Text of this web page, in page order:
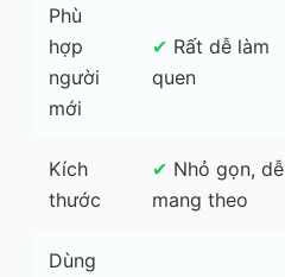
Phù
hợp
người
mới
✔ Rất dễ làm
quen
Kích
thước
✔ Nhỏ gọn, dễ
mang theo
Dùng